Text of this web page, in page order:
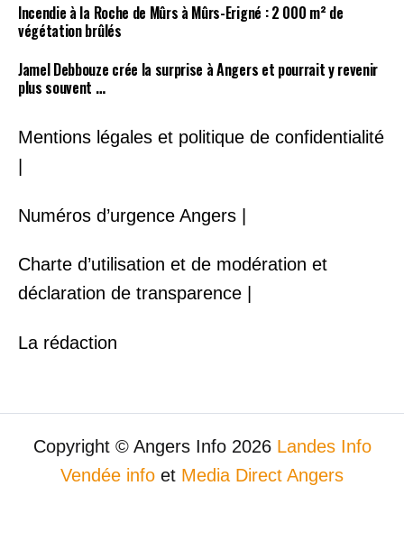
Incendie à la Roche de Mûrs à Mûrs-Erigné : 2 000 m² de
végétation brûlés
Jamel Debbouze crée la surprise à Angers et pourrait y revenir
plus souvent …
Mentions légales et politique de confidentialité
Numéros d’urgence Angers |
Charte d’utilisation et de modération et
déclaration de transparence |
La rédaction
Copyright © Angers Info 2026 Landes Info
Vendée info et Media Direct Angers